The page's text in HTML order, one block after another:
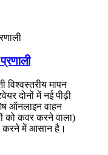
विश्वस्तरीय मापन
दोनों में नई पीढ़ी
ऑनलाइन वाहन
को कवर करने वाला)
में आसान है।